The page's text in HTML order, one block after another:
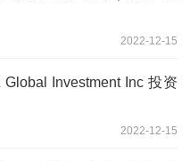
2022-12-15
Investment Inc 投资
2022-12-15